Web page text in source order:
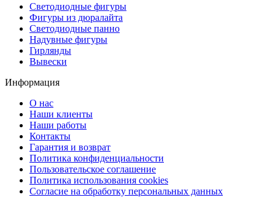
Светодиодные фигуры
Фигуры из дюралайта
Светодиодные панно
Надувные фигуры
Гирлянды
Вывески
Информация
О нас
Наши клиенты
Наши работы
Контакты
Гарантия и возврат
Политика конфиденциальности
Пользовательское соглашение
Политика использования cookies
Согласие на обработку персональных данных